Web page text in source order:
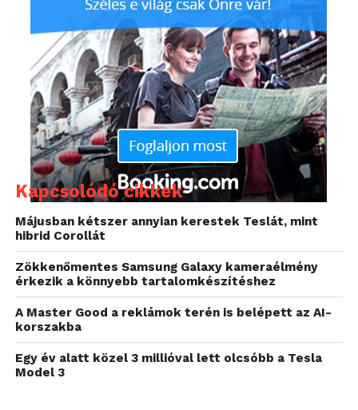
Kapcsolódó cikkek
Májusban kétszer annyian kerestek Teslát, mint
hibrid Corollát
Zökkenőmentes Samsung Galaxy kameraélmény
érkezik a könnyebb tartalomkészítéshez
A Master Good a reklámok terén is belépett az AI-
korszakba
Egy év alatt közel 3 millióval lett olcsóbb a Tesla
Model 3